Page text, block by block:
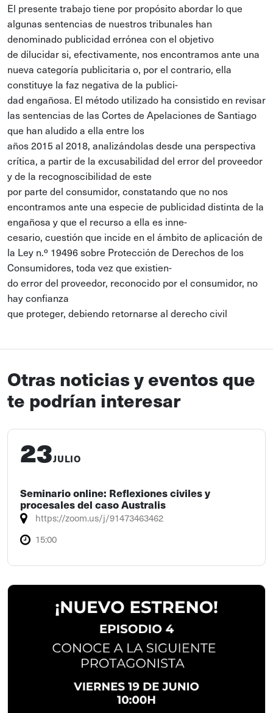
El presente trabajo tiene por propósito abordar lo que
algunas sentencias de nuestros tribunales han
denominado publicidad errónea con el objetivo
de dilucidar si, efectivamente, nos encontramos ante una
nueva categoría publicitaria o, por el contrario, ella
constituye la faz negativa de la publici-
dad engañosa. El método utilizado ha consistido en revisar
las sentencias de las Cortes de Apelaciones de Santiago
que han aludido a ella entre los
años 2015 al 2018, analizándolas desde una perspectiva
crítica, a partir de la excusabilidad del error del proveedor
y de la recognoscibilidad de este
por parte del consumidor, constatando que no nos
encontramos ante una especie de publicidad distinta de la
engañosa y que el recurso a ella es inne-
cesario, cuestión que incide en el ámbito de aplicación de
la Ley n.º 19496 sobre Protección de Derechos de los
Consumidores, toda vez que existien-
do error del proveedor, reconocido por el consumidor, no
hay confianza
que proteger, debiendo retornarse al derecho civil
Otras noticias y eventos que
te podrían interesar
23JULIO
Seminario online: Reflexiones civiles y
procesales del caso Australis
https://zoom.us/j/91473463462
15:00